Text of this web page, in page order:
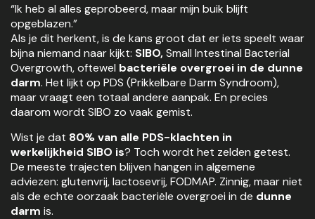
“Ik heb al alles geprobeerd, maar mijn buik blijft
opgeblazen.”
Als je dit herkent, is de kans groot dat er iets speelt waar
bijna niemand naar kijkt: SIBO,Small Intestinal Bacterial
Overgrowth, oftewel bacteriële overgroei in de dunne
darm. Het lijkt op PDS (Prikkelbare Darm Syndroom),
maar vraagt een totaal andere aanpak. En precies
daarom wordt SIBO zo vaak gemist.
Wist je dat 80% van alle PDS-klachten in
werkelijkheid SIBO is? Toch wordt het zelden getest.
De meeste trajecten blijven hangen in algemene
adviezen: glutenvrij, lactosevrij, FODMAP. Zinnig, maar niet
als de echte oorzaak bacteriële overgroei in de dunne
darm is.